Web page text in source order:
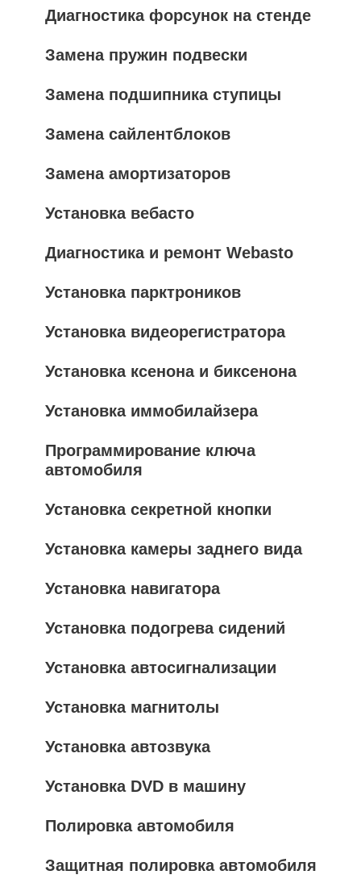
Диагностика форсунок на стенде
Замена пружин подвески
Замена подшипника ступицы
Замена сайлентблоков
Замена амортизаторов
Установка вебасто
Диагностика и ремонт Webasto
Установка парктроников
Установка видеорегистратора
Установка ксенона и биксенона
Установка иммобилайзера
Программирование ключа
автомобиля
Установка секретной кнопки
Установка камеры заднего вида
Установка навигатора
Установка подогрева сидений
Установка автосигнализации
Установка магнитолы
Установка автозвука
Установка DVD в машину
Полировка автомобиля
Защитная полировка автомобиля